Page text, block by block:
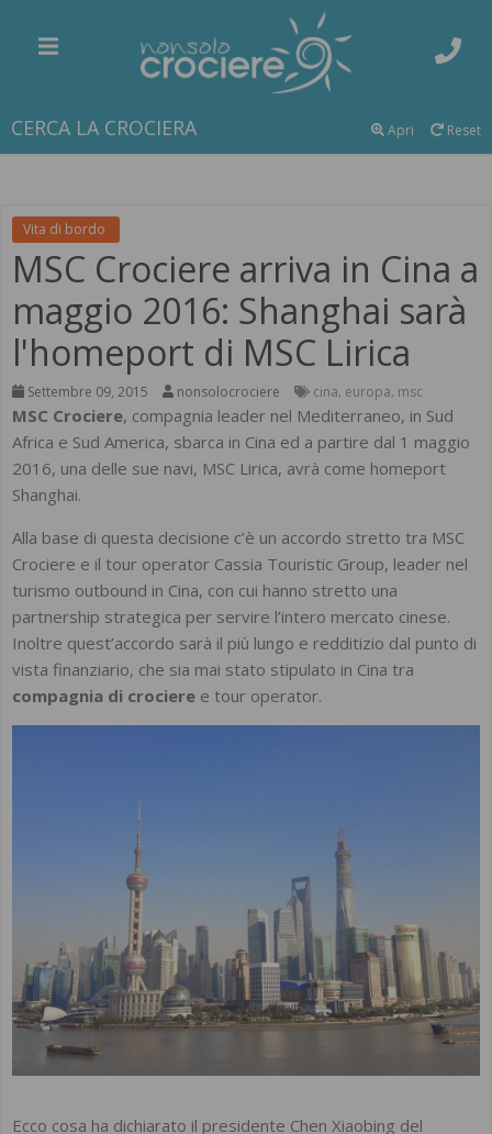
CERCA LA CROCIERA Reset
Apri
Vita di bordo
MSC Crociere arriva in Cina a
maggio 2016: Shanghai sarà
l'homeport di MSC Lirica
Settembre 09, 2015 nonsolocrociere cina, europa, msc
MSC Crociere, compagnia leader nel Mediterraneo, in Sud
Africa e Sud America, sbarca in Cina ed a partire dal 1 maggio
2016, una delle sue navi, MSC Lirica, avrà come homeport
Shanghai.
Alla base di questa decisione c’è un accordo stretto tra MSC
Crociere e il tour operator Cassia Touristic Group, leader nel
turismo outbound in Cina, con cui hanno stretto una
partnership strategica per servire l’intero mercato cinese.
Inoltre quest’accordo sarà il più lungo e redditizio dal punto di
vista finanziario, che sia mai stato stipulato in Cina tra
compagnia di crociere e tour operator.
Ecco cosa ha dichiarato il presidente Chen Xiaobing del